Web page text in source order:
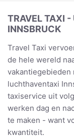
TRAVEL TAXI
INNSBRUCK
Travel Taxi
de hele wereld
luchthaventaxi
taxiservice uit
werken dag en
te maken - want
kwantiteit.